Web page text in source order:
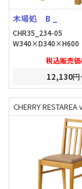
木場処 B _
CHR35_234-05
W340×D340×H600
税込販売
12,130円
CHERRY RESTAREA